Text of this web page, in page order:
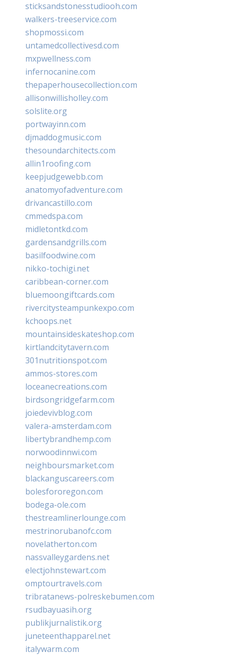
sticksandstonesstudiooh.com
walkers-treeservice.com
shopmossi.com
untamedcollectivesd.com
mxpwellness.com
infernocanine.com
thepaperhousecollection.com
allisonwillisholley.com
solslite.org
portwayinn.com
djmaddogmusic.com
thesoundarchitects.com
allin1roofing.com
keepjudgewebb.com
anatomyofadventure.com
drivancastillo.com
cmmedspa.com
midletontkd.com
gardensandgrills.com
basilfoodwine.com
nikko-tochigi.net
caribbean-corner.com
bluemoongiftcards.com
rivercitysteampunkexpo.com
kchoops.net
mountainsideskateshop.com
kirtlandcitytavern.com
301nutritionspot.com
ammos-stores.com
loceanecreations.com
birdsongridgefarm.com
joiedevivblog.com
valera-amsterdam.com
libertybrandhemp.com
norwoodinnwi.com
neighboursmarket.com
blackanguscareers.com
bolesfororegon.com
bodega-ole.com
thestreamlinerlounge.com
mestrinorubanofc.com
novelatherton.com
nassvalleygardens.net
electjohnstewart.com
omptourtravels.com
tribratanews-polreskebumen.com
rsudbayuasih.org
publikjurnalistik.org
juneteenthapparel.net
italywarm.com